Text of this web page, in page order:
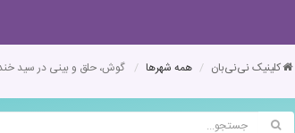
کلینیک نی‌نی‌بان همه شهرها گوش، حلق و بینی در سید